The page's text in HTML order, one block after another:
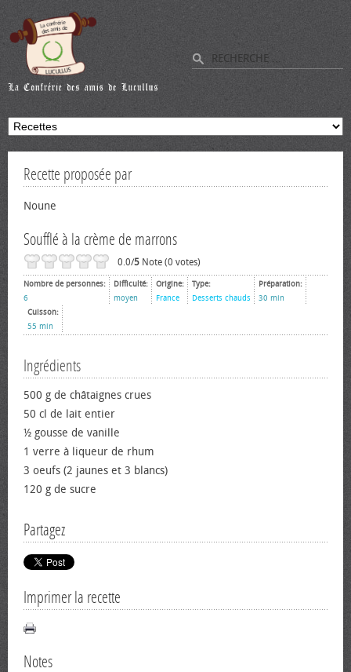
Recette proposée par
Noune
Soufflé à la crème de marrons
0.0/5 Note (0 votes)
Nombre de personnes:
6
Difficulté:
moyen
Origine:
France
Type:
Desserts chauds
Préparation:
30 min
Cuisson:
55 min
Ingrédients
500 g de châtaignes crues
50 cl de lait entier
½ gousse de vanille
1 verre à liqueur de rhum
3 œufs (2 jaunes et 3 blancs)
120 g de sucre
Partagez
Imprimer la recette
Notes